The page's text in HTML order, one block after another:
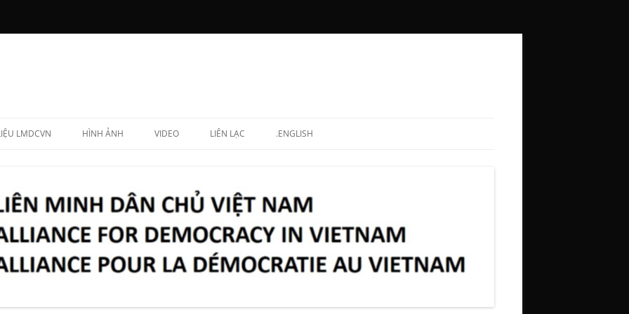
LMDCVN
LẬP VIÊN
HÌNH ẢNH VIDEO LIÊN LẠC .ENGLISH